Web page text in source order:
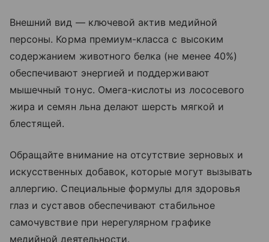
Внешний вид — ключевой актив медийной
персоны. Корма премиум-класса с высоким
содержанием животного белка (не менее 40%)
обеспечивают энергией и поддерживают
мышечный тонус. Омега-кислоты из лососевого
жира и семян льна делают шерсть мягкой и
блестящей.
Обращайте внимание на отсутствие зерновых и
искусственных добавок, которые могут вызывать
аллергию. Специальные формулы для здоровья
глаз и суставов обеспечивают стабильное
самочувствие при нерегулярном графике
медийной деятельности.